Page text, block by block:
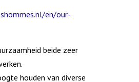
en/our-
beide zeer
houden van diverse